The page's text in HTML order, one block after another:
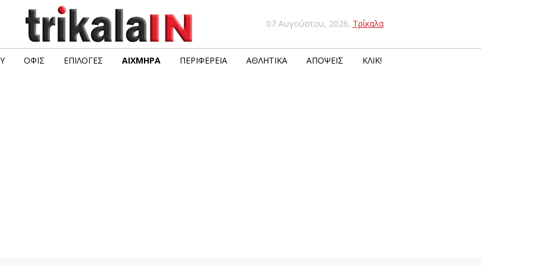
07 Αυγούστου, 2026, Τρίκαλα
ΟΦΙΣ ΕΠΙΛΟΓΈΣ ΑΙΧΜΗΡΆ ΠΕΡΙΦΈΡΕΙΑ ΑΘΛΗΤΙΚΆ ΑΠΌΨΕΙΣ ΚΛΙΚ!